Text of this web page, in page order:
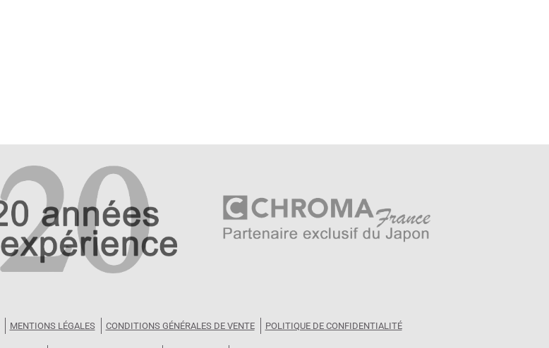
MENTIONS LÉGALES CONDITIONS GÉNÉRALES DE VENTE POLITIQUE DE CONFIDENTIALITÉ